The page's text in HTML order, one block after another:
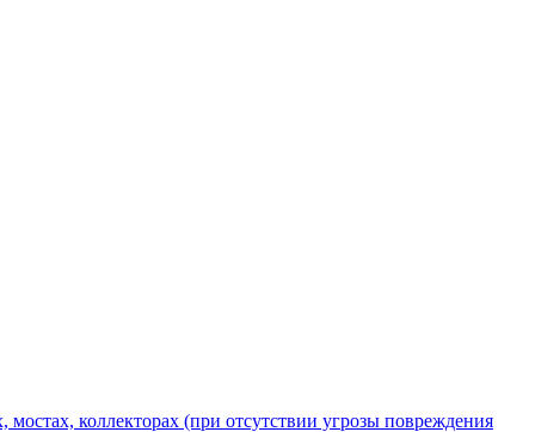
коллекторах (при отсутствии угрозы повреждения